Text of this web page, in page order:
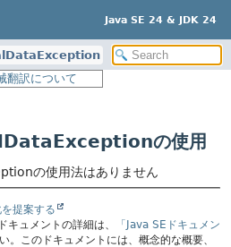
Java SE 24 & JDK 24
翻訳について
の使用
の使用法はありません
提案する
キュメントの詳細は、
「Java SEドキュメン
。このドキュメントには、概念的な概要、